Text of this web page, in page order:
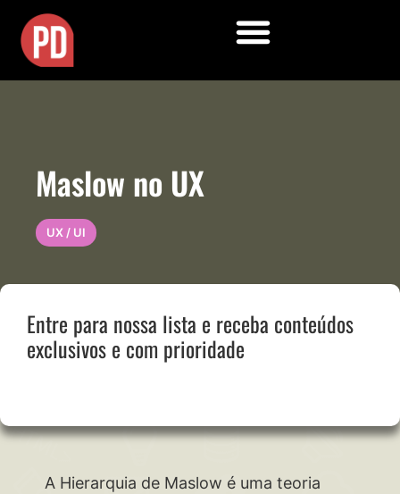
Maslow no UX
UX / UI
Entre para nossa lista e receba conteúdos
exclusivos e com prioridade
A Hierarquia de Maslow é uma teoria